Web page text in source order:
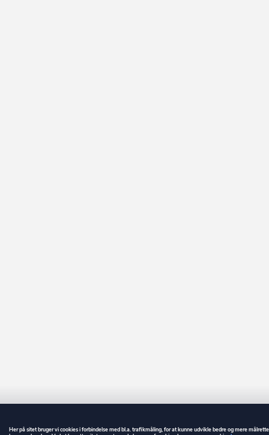
Her på sitet bruger vi cookies i forbindelse med bl.a. trafikmåling, for at kunne udvikle bedre og mere